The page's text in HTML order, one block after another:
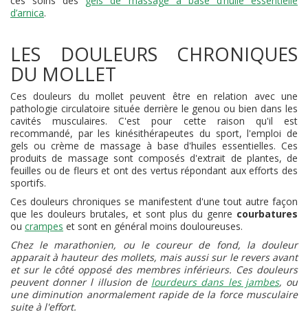
d’arnica.
LES DOULEURS CHRONIQUES
DU MOLLET
Ces douleurs du mollet peuvent être en relation avec une
pathologie circulatoire située derrière le genou ou bien dans les
cavités musculaires. C'est pour cette raison qu'il est
recommandé, par les kinésithérapeutes du sport, l'emploi de
gels ou crème de massage à base d'huiles essentielles. Ces
produits de massage sont composés d'extrait de plantes, de
feuilles ou de fleurs et ont des vertus répondant aux efforts des
sportifs.
Ces douleurs chroniques se manifestent d'une tout autre façon
que les douleurs brutales, et sont plus du genre courbatures
ou crampes et sont en général moins douloureuses.
Chez le marathonien, ou le coureur de fond, la douleur
apparait à hauteur des mollets, mais aussi sur le revers avant
et sur le côté opposé des membres inférieurs. Ces douleurs
peuvent donner l illusion de lourdeurs dans les jambes, ou
une diminution anormalement rapide de la force musculaire
suite à l'effort.